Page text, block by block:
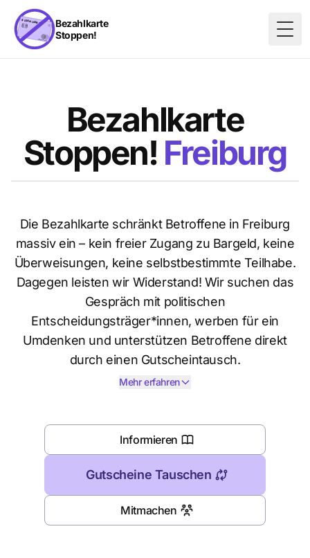
Bezahlkarte
Stoppen!
Bezahlkarte
Stoppen! Freiburg
Die Bezahlkarte schränkt Betroffene in Freiburg
massiv ein – kein freier Zugang zu Bargeld, keine
Überweisungen, keine selbstbestimmte Teilhabe.
Dagegen leisten wir Widerstand! Wir suchen das
Gespräch mit politischen
Entscheidungsträger*innen, werben für ein
Umdenken und unterstützen Betroffene direkt
durch einen Gutscheintausch.
Mehr erfahren
Informieren
Gutscheine Tauschen
Mitmachen